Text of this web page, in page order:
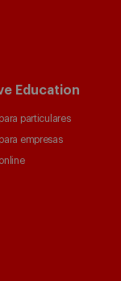
Education
particulares
empresas